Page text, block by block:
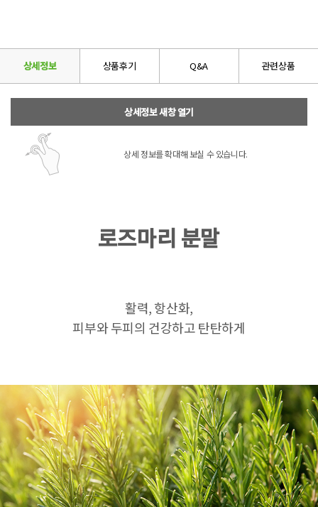
상세정보 상품후기 Q&A 관련상품
상세정보 새창 열기
상세 정보를 확대해 보실 수 있습니다.
로즈마리 분말
활력, 항산화,
피부와 두피의 건강하고 탄탄하게